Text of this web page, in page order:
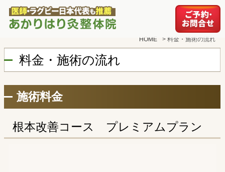
HOME >料金・施術の流れ
料金・施術の流れ
施術料金
根本改善コース プレミアムプラン